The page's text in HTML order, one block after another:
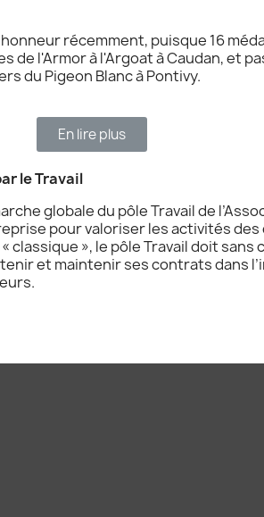
récemment, puisque 16
de l'Armor à l'Argoat à Caudan, et
du Pigeon Blanc à Pontivy.
En lire plus
le Travail
globale du pôle Travail de
pour valoriser les activités
classique », le pôle Travail doit sans
et maintenir ses contrats dans